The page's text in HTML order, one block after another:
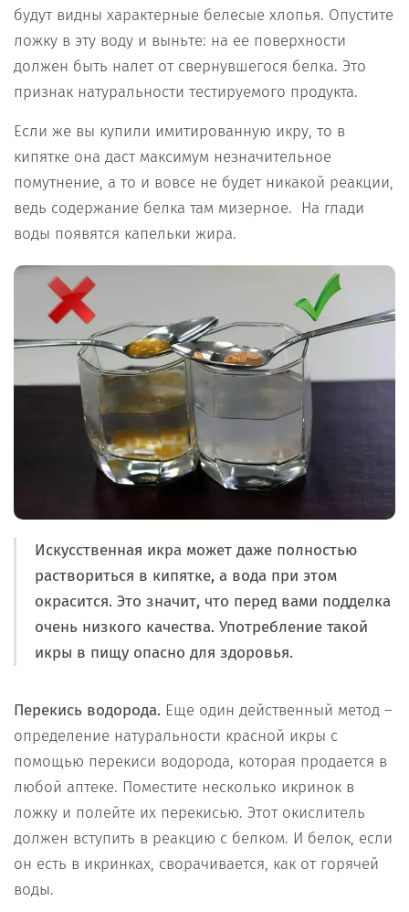
будут видны характерные белесые хлопья. Опустите
ложку в эту воду и выньте: на ее поверхности
должен быть налет от свернувшегося белка. Это
признак натуральности тестируемого продукта.
Если же вы купили имитированную икру, то в
кипятке она даст максимум незначительное
помутнение, а то и вовсе не будет никакой реакции,
ведь содержание белка там мизерное. На глади
воды появятся капельки жира.
Искусственная икра может даже полностью
раствориться в кипятке, а вода при этом
окрасится. Это значит, что перед вами подделка
очень низкого качества. Употребление такой
икры в пищу опасно для здоровья.
Перекись водорода. Еще один действенный метод –
определение натуральности красной икры с
помощью перекиси водорода, которая продается в
любой аптеке. Поместите несколько икринок в
ложку и полейте их перекисью. Этот окислитель
должен вступить в реакцию с белком. И белок, если
он есть в икринках, сворачивается, как от горячей
воды.